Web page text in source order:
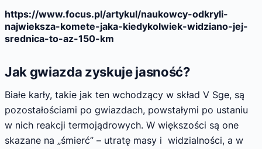
https://www.focus.pl/artykul/naukowcy-odkryli-
najwieksza-komete-jaka-kiedykolwiek-widziano-jej-
srednica-to-az-150-km
Jak gwiazda zyskuje jasność?
Białe karły, takie jak ten wchodzący w skład V Sge, są
pozostałościami po gwiazdach, powstałymi po ustaniu
w nich reakcji termojądrowych. W większości są one
skazane na „śmierć” – utratę masy i widzialności, a w